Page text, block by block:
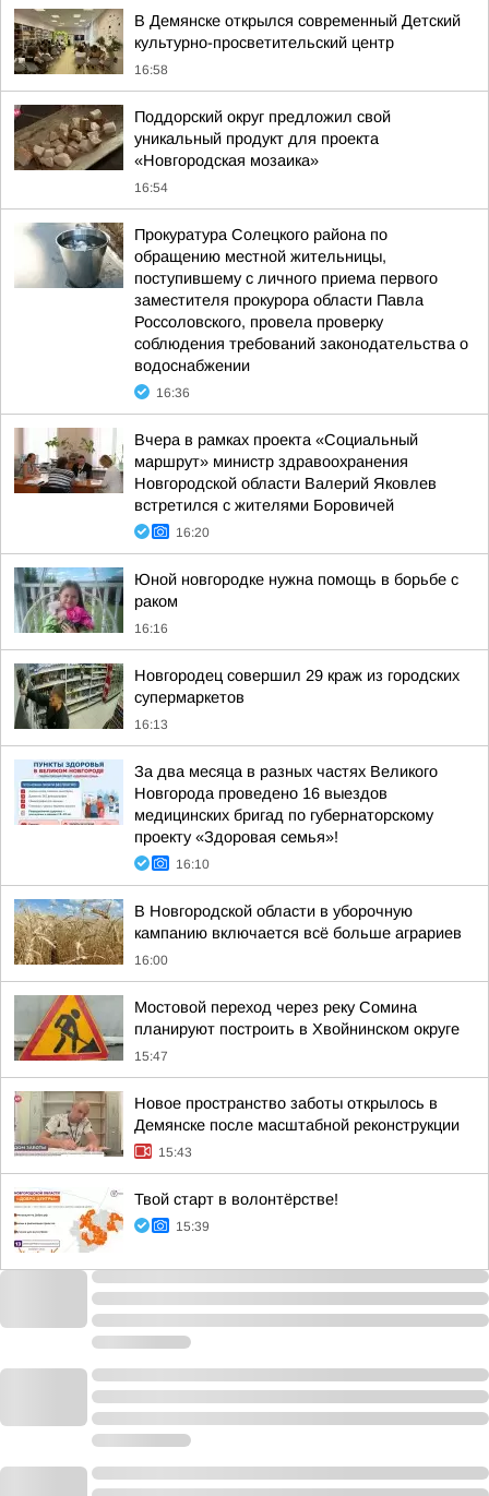
В Демянске открылся современный Детский
культурно-просветительский центр
16:58
Поддорский округ предложил свой
уникальный продукт для проекта
«Новгородская мозаика»
16:54
Прокуратура Солецкого района по
обращению местной жительницы,
поступившему с личного приема первого
заместителя прокурора области Павла
Россоловского, провела проверку
соблюдения требований законодательства о
водоснабжении
16:36
Вчера в рамках проекта «Социальный
маршрут» министр здравоохранения
Новгородской области Валерий Яковлев
встретился с жителями Боровичей
16:20
Юной новгородке нужна помощь в борьбе с
раком
16:16
Новгородец совершил 29 краж из городских
супермаркетов
16:13
За два месяца в разных частях Великого
Новгорода проведено 16 выездов
медицинских бригад по губернаторскому
проекту «Здоровая семья»!
16:10
В Новгородской области в уборочную
кампанию включается всё больше аграриев
16:00
Мостовой переход через реку Сомина
планируют построить в Хвойнинском округе
15:47
Новое пространство заботы открылось в
Демянске после масштабной реконструкции
15:43
Твой старт в волонтёрстве!
15:39